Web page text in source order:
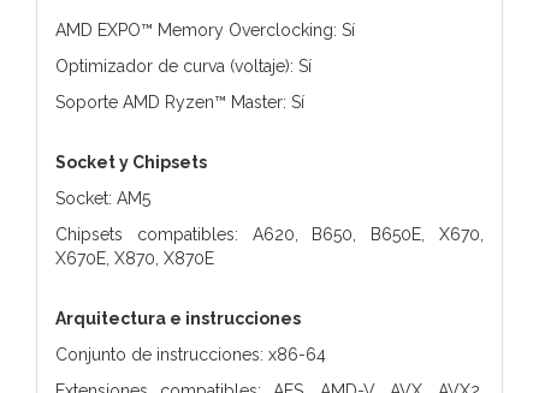
AMD EXPO™ Memory Overclocking: Sí
Optimizador de curva (voltaje): Sí
Soporte AMD Ryzen™ Master: Sí
Socket y Chipsets
Socket: AM5
Chipsets compatibles: A620, B650, B650E, X670,
X670E, X870, X870E
Arquitectura e instrucciones
Conjunto de instrucciones: x86-64